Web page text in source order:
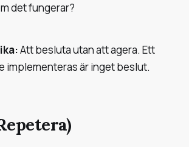
det fungerar?
Att besluta utan att agera. Ett
implementeras är inget beslut.